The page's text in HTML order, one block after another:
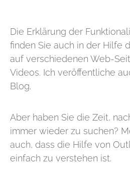
Die Erklärung der
finden Sie auch in der Hilfe
auf verschiedenen Web-
Videos. Ich veröffentliche
Blog.
Aber haben Sie die Zeit,
immer wieder zu suchen?
auch, dass die Hilfe von
einfach zu verstehen ist.